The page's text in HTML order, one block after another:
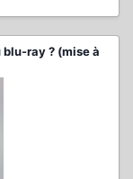
ray ? (mise à